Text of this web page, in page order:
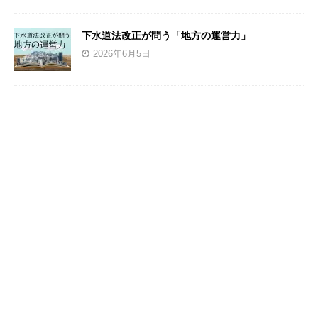
下水道法改正が問う「地方の運営力」
2026年6月5日